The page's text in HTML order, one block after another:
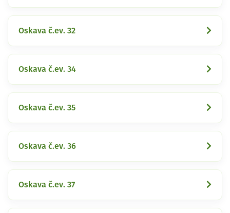
Oskava č.ev. 32
Oskava č.ev. 34
Oskava č.ev. 35
Oskava č.ev. 36
Oskava č.ev. 37